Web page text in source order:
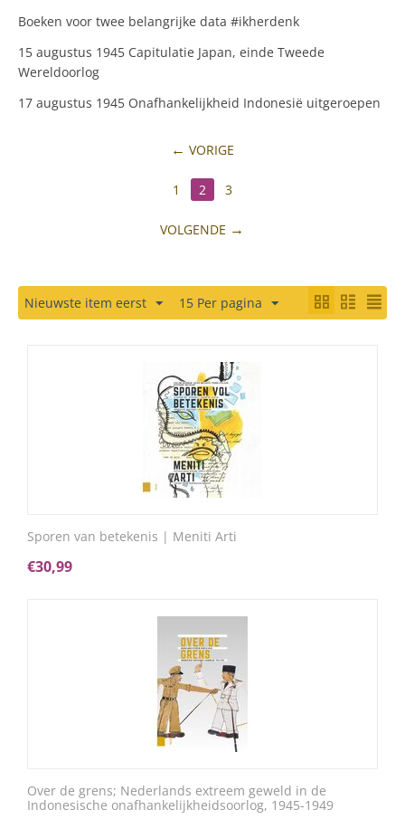
Boeken voor twee belangrijke data #ikherdenk
15 augustus 1945 Capitulatie Japan, einde Tweede
Wereldoorlog
17 augustus 1945 Onafhankelijkheid Indonesië uitgeroepen
VORIGE
1 2 3
VOLGENDE
Nieuwste item eerst 15 Per pagina
Sporen van betekenis | Meniti Arti
€30,99
Over de grens; Nederlands extreem geweld in de
Indonesische onafhankelijkheidsoorlog, 1945-1949